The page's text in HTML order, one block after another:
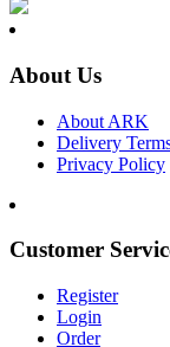
About Us
About ARK
Delivery
Privacy Policy
Customer
Register
Login
Order